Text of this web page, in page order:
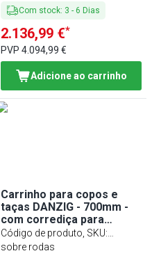
Com stock: 3 - 6 Dias
2.136,99 €*
PVP4.094,99 €
Adicione ao carrinho
Carrinho para copos e
taças DANZIG - 700mm -
com corrediça para
tabuleiro - preto
Código de produto, SKU:
GWI700
sobre rodas